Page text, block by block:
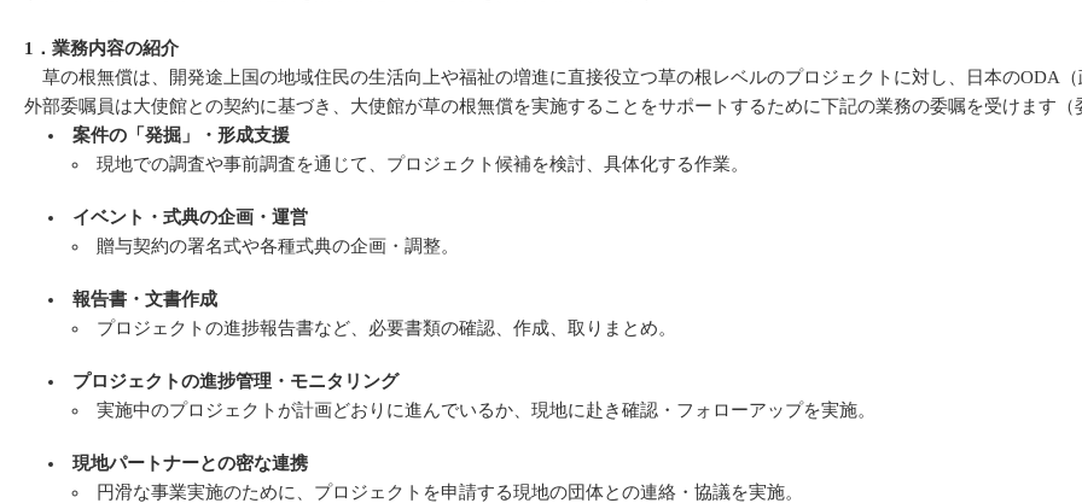
1．業務内容の紹介
草の根無償は、開発途上国の地域住民の生活向上や福祉の増進に直接役立つ草の根レベルのプロジェクトに対し、日本のODA（
外部委嘱員は大使館との契約に基づき、大使館が草の根無償を実施することをサポートするために下記の業務の委嘱を受けます（
案件の「発掘」・形成支援
現地での調査や事前調査を通じて、プロジェクト候補を検討、具体化する作業。
イベント・式典の企画・運営
贈与契約の署名式や各種式典の企画・調整。
報告書・文書作成
プロジェクトの進捗報告書など、必要書類の確認、作成、取りまとめ。
プロジェクトの進捗管理・モニタリング
実施中のプロジェクトが計画どおりに進んでいるか、現地に赴き確認・フォローアップを実施。
現地パートナーとの密な連携
円滑な事業実施のために、プロジェクトを申請する現地の団体との連絡・協議を実施。